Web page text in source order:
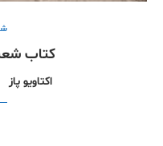
کتاب
اکتاویو پاز